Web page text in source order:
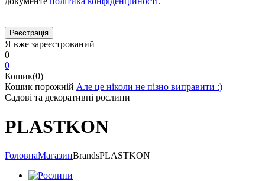
Я вже зареєстрований
0
0
Кошик(0)
Кошик порожній Але це ніколи не пізно виправити :)
Садові та декоративні рослини
PLASTKON
ГоловнаМагазинBrandsPLASTKON